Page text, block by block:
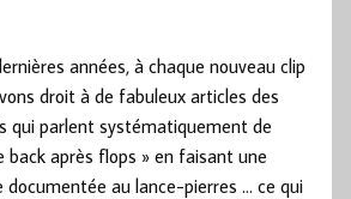
années, à chaque nouveau clip
droit à de fabuleux articles des
qui parlent systématiquement de
back après flops » en faisant une
au lance-pierres … ce qui